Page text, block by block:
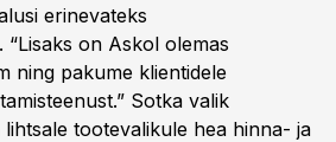
erinevateks
“Lisaks on Askol olemas
ning pakume klientidele
Sotka valik
tootevalikule hea hinna- ja